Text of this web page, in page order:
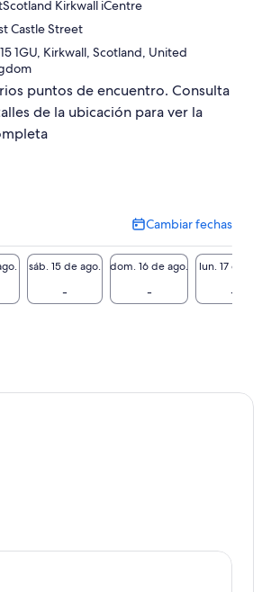
Kirkwall iCentre
Castle Street
1GU, Kirkwall, Scotland, United
puntos de encuentro. Consulta
de la ubicación para ver la
Cambiar fechas
Cambiar
fechas
sáb. 15 de ago.
-
dom. 16 de ago.
-
lun. 17 de ago.
-